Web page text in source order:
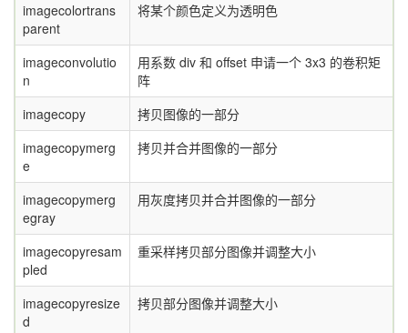
imagecolortrans
parent
将某个颜色定义为透明色
imageconvolutio
n
用系数 div 和 offset 申请一个 3x3 的卷积矩
阵
imagecopy
拷贝图像的一部分
imagecopymerg
e
拷贝并合并图像的一部分
imagecopymerg
egray
用灰度拷贝并合并图像的一部分
imagecopyresam
pled
重采样拷贝部分图像并调整大小
imagecopyresize
d
拷贝部分图像并调整大小